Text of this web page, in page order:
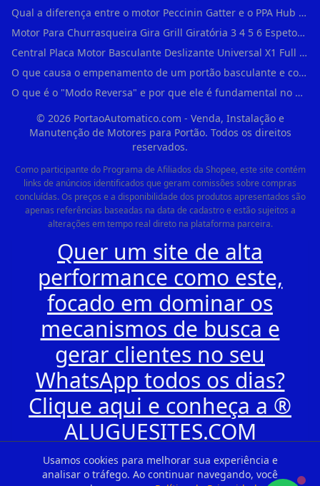
Usamos cookies para melhorar sua experiência e
analisar o tráfego. Ao continuar navegando, você
Qual a diferença entre o motor Peccinin Gatter e o PPA Hub em Vila Romana?
Motor Para Churrasqueira Gira Grill Giratória 3 4 5 6 Espetos Gme Maxtorque Bivo em Cidade Dutra
Central Placa Motor Basculante Deslizante Universal X1 Full Range 433mhz em Vila Prudente
O que causa o empenamento de um portão basculante e como evitar em Campo Belo?
O que é o "Modo Reversa" e por que ele é fundamental no dia a dia em Itapevi?
© 2026PortaoAutomatico.com - Venda, Instalação e
Manutenção de Motores para Portão. Todos os direitos
reservados.
Como participante do Programa de Afiliados da Shopee, este site contém
links de anúncios identificados que geram comissões sobre compras
concluídas. Os preços e a disponibilidade dos produtos apresentados são
apenas referências baseadas na data de cadastro e estão sujeitos a
alterações em tempo real direto na plataforma parceira.
Quer um site de alta
performance como este,
focado em dominar os
mecanismos de busca e
gerar clientes no seu
WhatsApp todos os dias?
Clique aqui e conheça a ®
ALUGUESITES.COM